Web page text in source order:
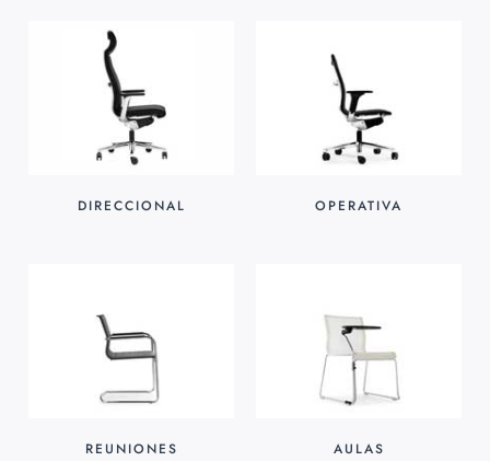
DIRECCIONAL OPERATIVA
REUNIONES AULAS